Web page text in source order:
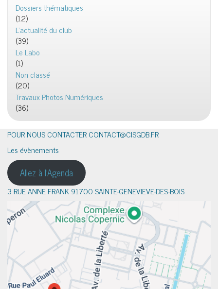
Dossiers thématiques
(12)
L'actualité du club
(39)
Le Labo
(1)
Non classé
(20)
Travaux Photos Numériques
(36)
POUR NOUS CONTACTER CONTACT@CISGDB.FR
Les évènements
Allez à l'Agenda
3 RUE ANNE FRANK 91700 SAINTE-GENEVIEVE-DES-BOIS